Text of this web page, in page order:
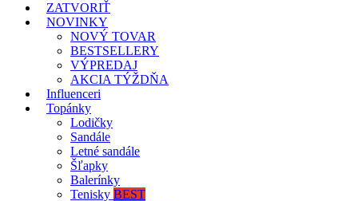
ZATVORIŤ
NOVINKY
NOVÝ TOVAR
BESTSELLERY
VÝPREDAJ
AKCIA TÝŽDŇA
Influenceri
Topánky
Lodičky
Sandále
Letné sandále
Šľapky
Balerínky
Tenisky BEST